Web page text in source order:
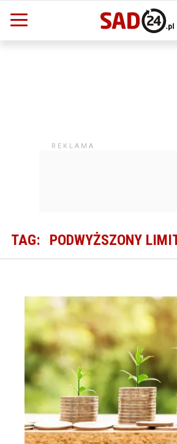
TAG: PODWYŻSZONY